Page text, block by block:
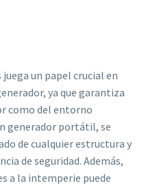
un papel crucial en
ya que garantiza
como del entorno
generador portátil, se
de cualquier estructura y
de seguridad. Además,
a la intemperie puede